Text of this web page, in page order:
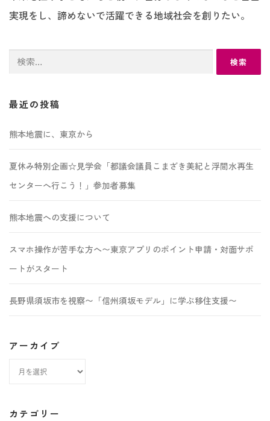
実現をし、諦めないで活躍できる地域社会を創りたい。
検
最近の投稿
熊本地震に、東京から
夏休み特別企画☆見学会「都議会議員こまざき美紀と浮間水再生
センターへ行こう！」参加者募集
熊本地震への支援について
スマホ操作が苦手な方へ〜東京アプリのポイント申請・対面サポ
ートがスタート
長野県須坂市を視察〜「信州須坂モデル」に学ぶ移住支援〜
アーカイブ
カ
カテゴリー